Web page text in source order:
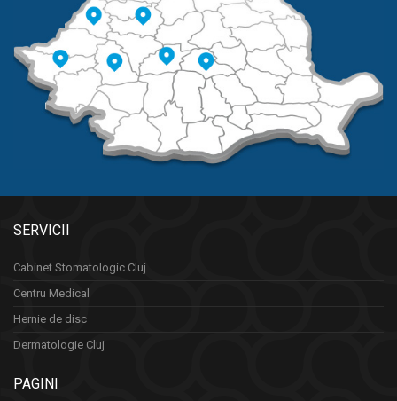
SERVICII
Cabinet Stomatologic Cluj
Centru Medical
Hernie de disc
Dermatologie Cluj
PAGINI